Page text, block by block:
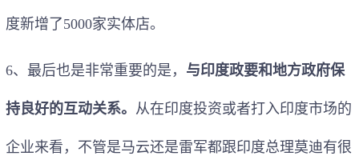
度新增了5000家实体店。
6、最后也是非常重要的是， 与印度政要和地方政府保
持良好的互动关系。 从在印度投资或者打入印度市场的
企业来看，不管是马云还是雷军都跟印度总理莫迪有很